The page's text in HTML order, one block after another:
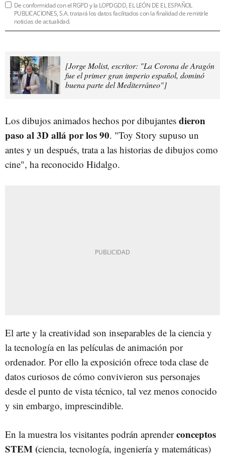
De conformidad con el RGPD y la LOPDGDD, EL LEÓN DE EL ESPAÑOL
PUBLICACIONES, S.A. tratará los datos facilitados con la finalidad de remitirle
noticias de actualidad.
[Jorge Molist, escritor: "La Corona de Aragón
fue el primer gran imperio español, dominó
buena parte del Mediterráneo"]
Los dibujos animados hechos por dibujantes dieron
paso al 3D allá por los 90. "Toy Story supuso un
antes y un después, trata a las historias de dibujos como
cine", ha reconocido Hidalgo.
El arte y la creatividad son inseparables de la ciencia y
la tecnología en las películas de animación por
ordenador. Por ello la exposición ofrece toda clase de
datos curiosos de cómo convivieron sus personajes
desde el punto de vista técnico, tal vez menos conocido
y sin embargo, imprescindible.
En la muestra los visitantes podrán aprenderconceptos
STEM (ciencia, tecnología, ingeniería y matemáticas)